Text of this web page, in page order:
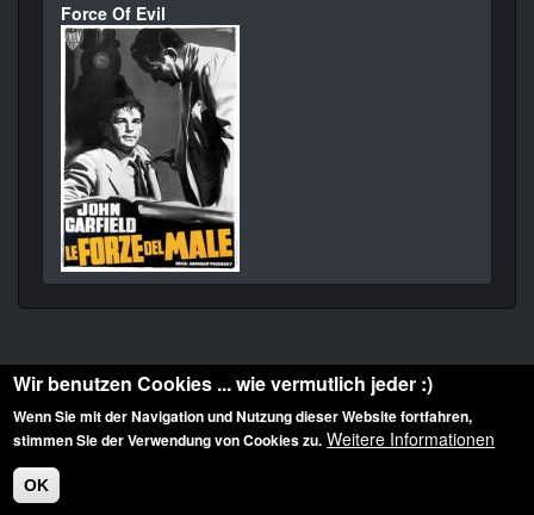
Force Of Evil
Diese Website ist urheberrechtlich geschützt: © 2010-2026 der Film Noir de. Alle
Rechte vorbehalten.
Wir benutzen Cookies ... wie vermutlich jeder :)
Wenn Sie mit der Navigation und Nutzung dieser Website fortfahren,
stimmen Sie der Verwendung von Cookies zu. Weitere Informationen
OK